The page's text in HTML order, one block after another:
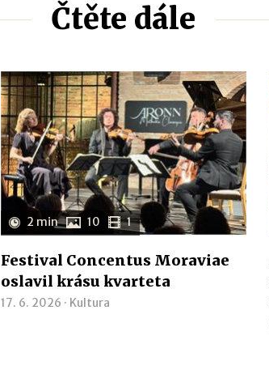
Čtěte dále
2 min 10 1
Festival Concentus Moraviae
oslavil krásu kvarteta
17. 6. 2026 · Kultura